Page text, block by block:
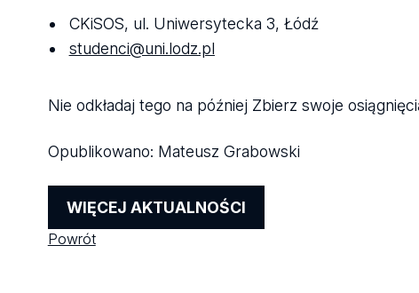
CKiSOS, ul. Uniwersytecka 3, Łódź
studenci@uni.lodz.pl
Nie odkładaj tego na później Zbierz swoje
Opublikowano: Mateusz Grabowski
WIĘCEJ AKTUALNOŚCI
Powrót